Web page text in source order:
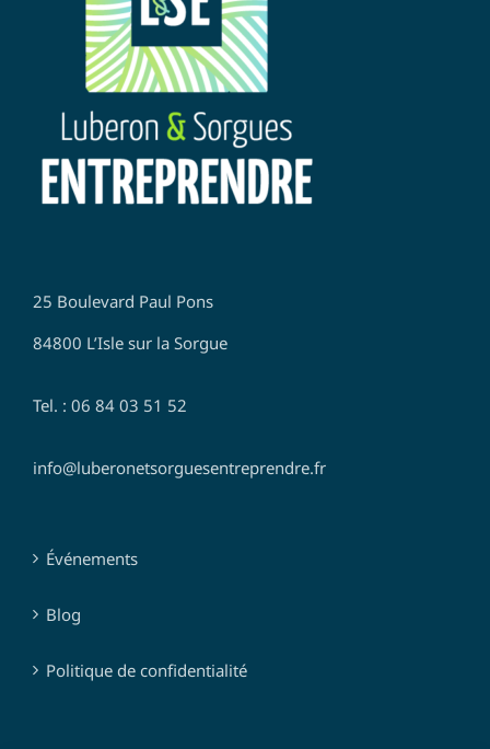
25 Boulevard Paul Pons
84800 L’Isle sur la Sorgue
Tel. : 06 84 03 51 52
info@luberonetsorguesentreprendre.fr
Événements
Blog
Politique de confidentialité